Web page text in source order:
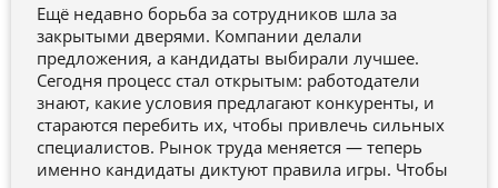
Ещё недавно борьба за сотрудников шла за
закрытыми дверями. Компании делали
предложения, а кандидаты выбирали лучшее.
Сегодня процесс стал открытым: работодатели
знают, какие условия предлагают конкуренты, и
стараются перебить их, чтобы привлечь сильных
специалистов. Рынок труда меняется — теперь
именно кандидаты диктуют правила игры. Чтобы